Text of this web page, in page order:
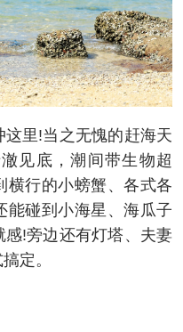
里!当之无愧的赶海天
见底，潮间带生物超
横行的小螃蟹、各式各
能碰到小海星、海瓜子
!旁边还有灯塔、夫妻
定。